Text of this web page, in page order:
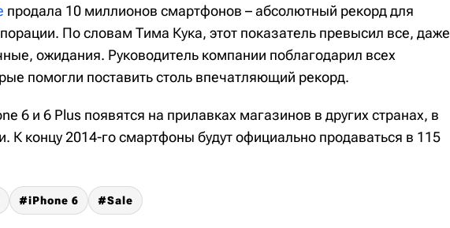
продала 10 миллионов смартфонов – абсолютный рекорд для
По словам Тима Кука, этот показатель превысил все, даже
ожидания. Руководитель компании поблагодарил всех
помогли поставить столь впечатляющий рекорд.
6 и 6 Plus появятся на прилавках магазинов в других странах, в
К концу 2014-го смартфоны будут официально продаваться в 115
iPhone 6 Sale